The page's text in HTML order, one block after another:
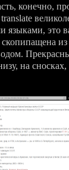
конечно,
языками, это
на сносках,